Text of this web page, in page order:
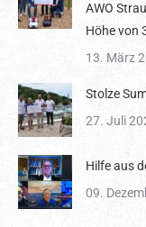
AWO
Höhe von
13. März
Stolze
27. Juli
Hilfe aus
09.